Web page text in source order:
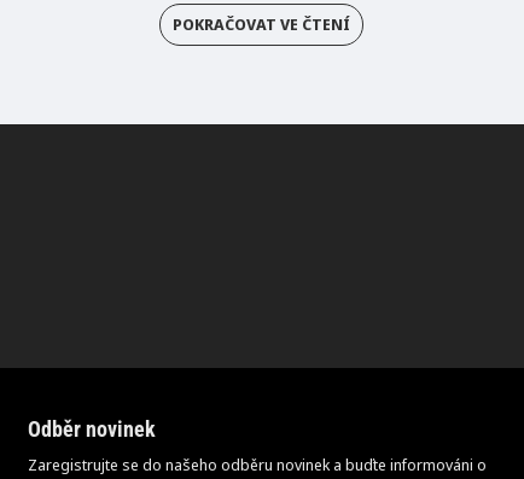
POKRAČOVAT VE ČTENÍ
Odběr novinek
Zaregistrujte se do našeho odběru novinek a buďte informováni o